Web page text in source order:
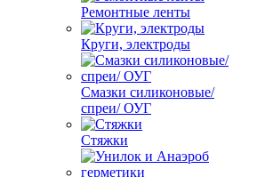
Ремонтные ленты
Круги, электроды
Смазки силиконовые/
спреи/ ОУГ
Стяжки